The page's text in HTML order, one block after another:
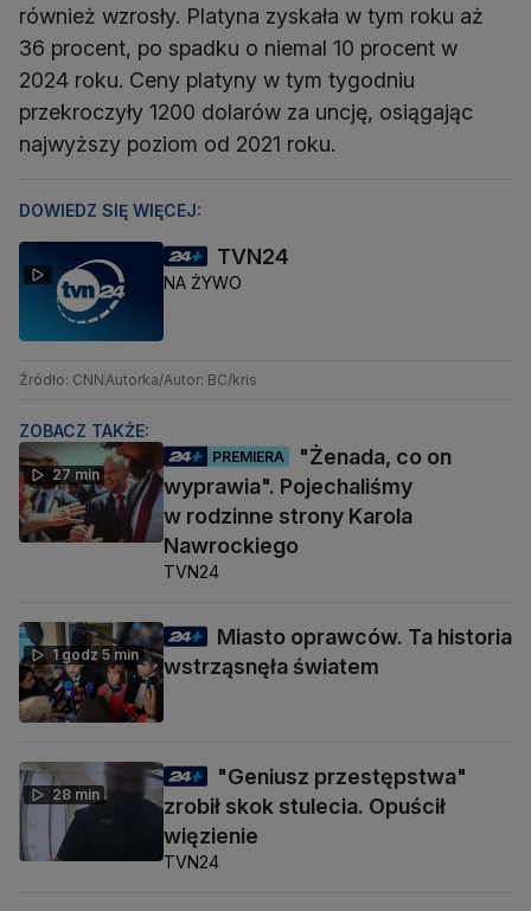
również wzrosły. Platyna zyskała w tym roku aż
36 procent, po spadku o niemal 10 procent w
2024 roku. Ceny platyny w tym tygodniu
przekroczyły 1200 dolarów za uncję, osiągając
najwyższy poziom od 2021 roku.
DOWIEDZ SIĘ WIĘCEJ:
TVN24
NA ŻYWO
Źródło: CNNAutorka/Autor: BC/kris
ZOBACZ TAKŻE:
27 min
PREMIERA
"Żenada, co on
wyprawia". Pojechaliśmy
w rodzinne strony Karola
Nawrockiego
TVN24
1 godz 5 min
Miasto oprawców. Ta historia
wstrząsnęła światem
28 min
"Geniusz przestępstwa"
zrobił skok stulecia. Opuścił
więzienie
TVN24